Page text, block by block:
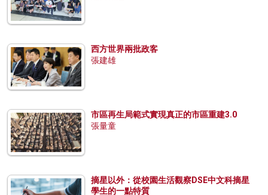
西方世界兩批政客
張建雄
市區再生局範式實現真正的市區重建3.0
張量童
摘星以外：從校園生活觀察DSE中文科摘星
學生的一點特質